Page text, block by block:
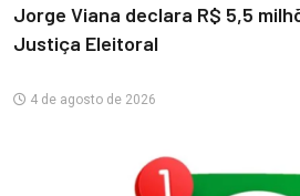
Jorge Viana declara R$ 5,5
Justiça Eleitoral
4 de agosto de 2026